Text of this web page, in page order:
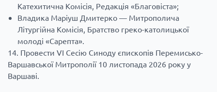
Катехитична Комісія, Редакція «Благовіста»;
Владика Маріуш Дмитерко — Митрополича
Літургійна Комісія, Братство греко-католицької
молоді «Сарепта».
Провести VI Сесію Синоду єпископів Перемисько-
Варшавської Митрополії 10 листопада 2026 року у
Варшаві.